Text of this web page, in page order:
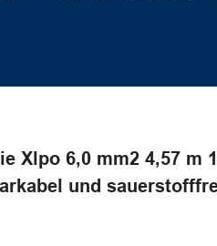
Xlpo 6,0 mm2 4,57 m
und